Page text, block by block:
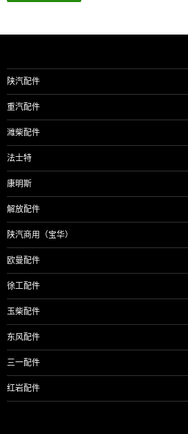
陕汽配件
重汽配件
潍柴配件
法士特
康明斯
解放配件
陕汽商用（宝华）
欧曼配件
徐工配件
玉柴配件
东风配件
三一配件
红岩配件